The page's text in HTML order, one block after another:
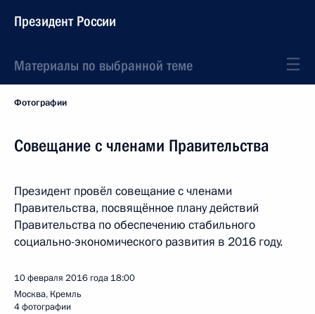
Президент России
Материалы по выбранной теме
Фотографии
Совещание с членами Правительства
Президент провёл совещание с членами
Правительства, посвящённое плану действий
Правительства по обеспечению стабильного
социально-экономического развития в 2016 году.
10 февраля 2016 года 18:00
Москва, Кремль
4 фотографии